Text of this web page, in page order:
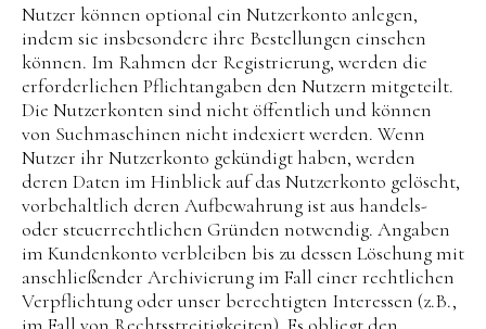
Nutzer können optional ein Nutzerkonto anlegen,
indem sie insbesondere ihre Bestellungen einsehen
können. Im Rahmen der Registrierung, werden die
erforderlichen Pflichtangaben den Nutzern mitgeteilt.
Die Nutzerkonten sind nicht öffentlich und können
von Suchmaschinen nicht indexiert werden. Wenn
Nutzer ihr Nutzerkonto gekündigt haben, werden
deren Daten im Hinblick auf das Nutzerkonto gelöscht,
vorbehaltlich deren Aufbewahrung ist aus handels-
oder steuerrechtlichen Gründen notwendig. Angaben
im Kundenkonto verbleiben bis zu dessen Löschung mit
anschließender Archivierung im Fall einer rechtlichen
Verpflichtung oder unser berechtigten Interessen (z.B.,